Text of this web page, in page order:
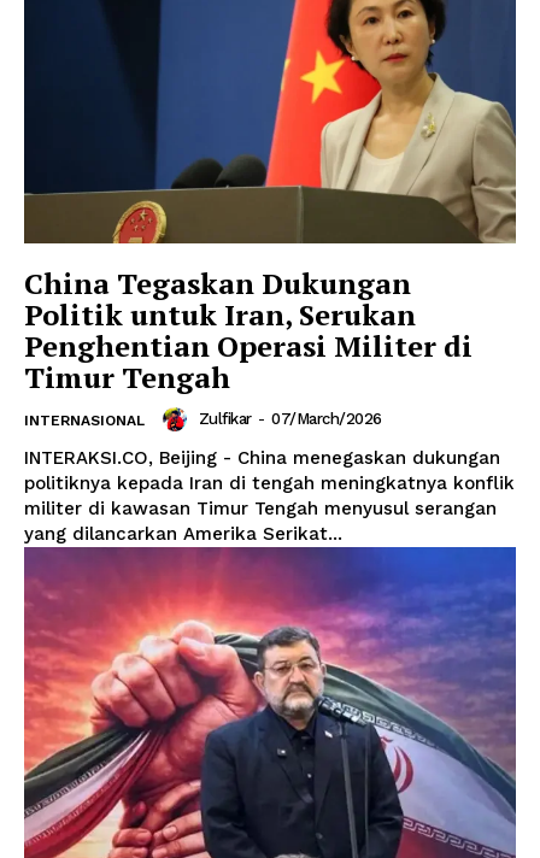
China Tegaskan Dukungan
Politik untuk Iran, Serukan
Penghentian Operasi Militer di
Timur Tengah
INTERNASIONAL Zulfikar - 07/March/2026
INTERAKSI.CO, Beijing - China menegaskan dukungan
politiknya kepada Iran di tengah meningkatnya konflik
militer di kawasan Timur Tengah menyusul serangan
yang dilancarkan Amerika Serikat...